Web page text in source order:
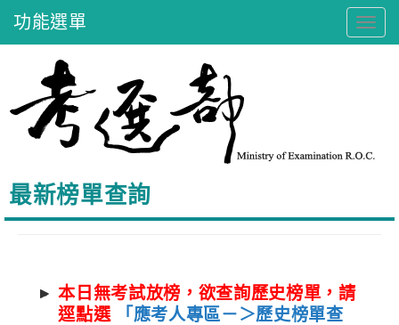
跳
容
功能選單
最新榜單查詢
本日無考試放榜，欲查詢歷史榜單，請
逕點選
「應考人專區－＞歷史榜單查